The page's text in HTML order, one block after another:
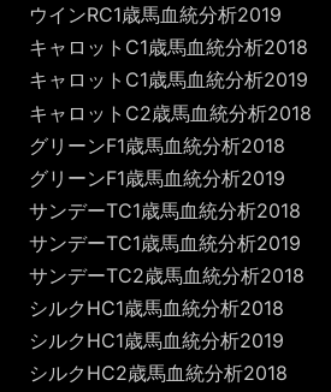
ウインRC1歳馬血統分析2019
キャロットC1歳馬血統分析2018
キャロットC1歳馬血統分析2019
キャロットC2歳馬血統分析2018
グリーンF1歳馬血統分析2018
グリーンF1歳馬血統分析2019
サンデーTC1歳馬血統分析2018
サンデーTC1歳馬血統分析2019
サンデーTC2歳馬血統分析2018
シルクHC1歳馬血統分析2018
シルクHC1歳馬血統分析2019
シルクHC2歳馬血統分析2018